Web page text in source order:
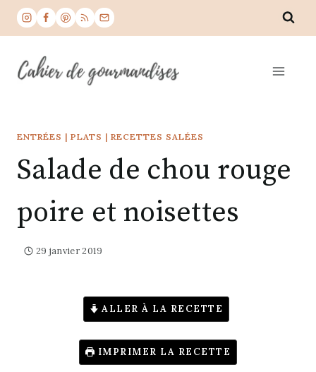
Aller
contenu
ENTRÉES | PLATS | RECETTES SALÉES
Salade de chou rouge
poire et noisettes
29 janvier 2019
ALLER À LA RECETTE
IMPRIMER LA RECETTE